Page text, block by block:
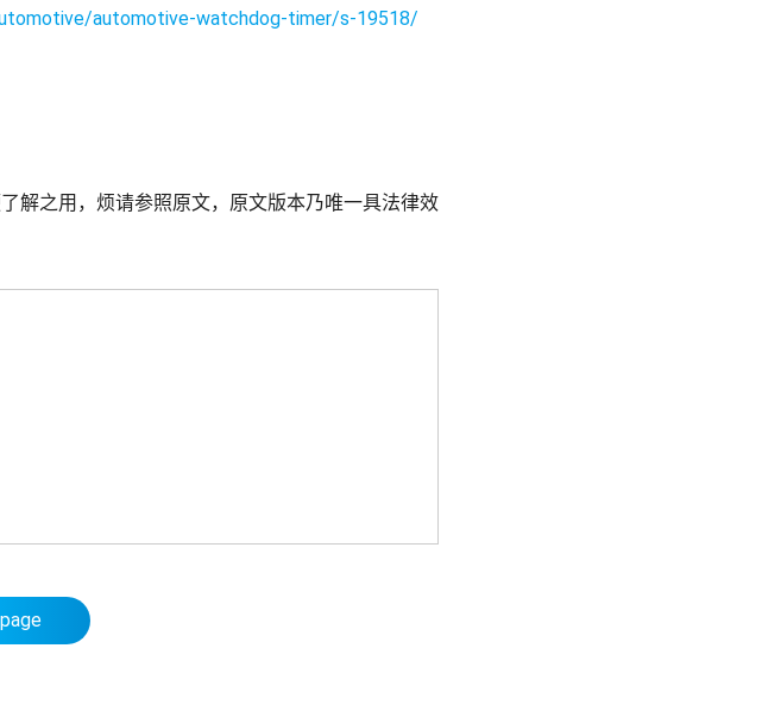
automotive-watchdog-timer/s-19518/
解之用，烦请参照原文，原文版本乃唯一具法律效